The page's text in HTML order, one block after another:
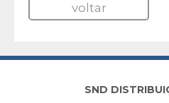
voltar
SND